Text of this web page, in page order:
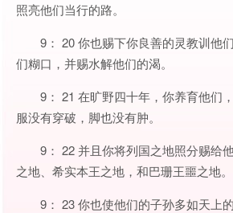
照亮他们当行的路。
9： 20 你也赐下你良善的灵教训他
们糊口，并赐水解他们的渴。
9： 21 在旷野四十年，你养育他们
服没有穿破，脚也没有肿。
9： 22 并且你将列国之地照分赐给
之地、希实本王之地，和巴珊王噩之地。
9： 23 你也使他们的子孙多如天上